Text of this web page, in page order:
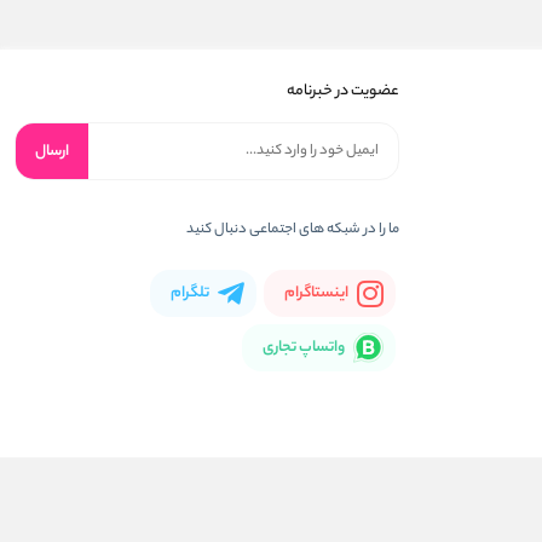
عضویت در خبرنامه
ارسال
ما را در شبکه های اجتماعی دنبال کنید
اینستاگرام تلگرام
واتساپ تجاری